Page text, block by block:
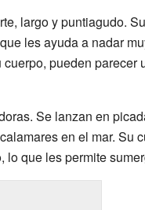
largo y puntiagudo.
les ayuda a nadar
pueden parecer
Se lanzan en
en el mar. Su
que les permite